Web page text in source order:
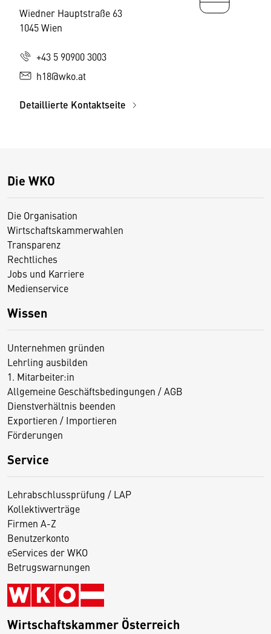
Wiedner Hauptstraße 63
1045 Wien
+43 5 90900 3003
h18@wko.at
Detaillierte Kontaktseite
Die WKO
Die Organisation
Wirtschaftskammerwahlen
Transparenz
Rechtliches
Jobs und Karriere
Medienservice
Wissen
Unternehmen gründen
Lehrling ausbilden
1. Mitarbeiter:in
Allgemeine Geschäftsbedingungen / AGB
Dienstverhältnis beenden
Exportieren / Importieren
Förderungen
Service
Lehrabschlussprüfung / LAP
Kollektivverträge
Firmen A-Z
Benutzerkonto
eServices der WKO
Betrugswarnungen
Wirtschaftskammer Österreich